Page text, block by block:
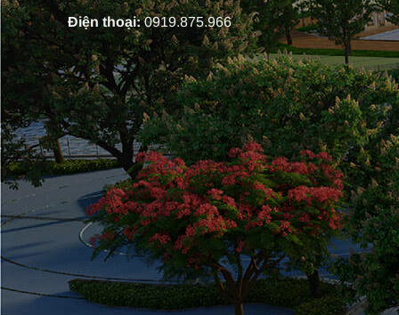
Điện thoại:0919.875.966